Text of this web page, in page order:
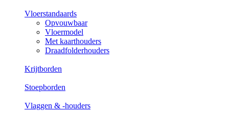
Vloerstandaards
Opvouwbaar
Vloermodel
Met kaarthouders
Draadfolderhouders
Krijtborden
Stoepborden
Vlaggen & -houders